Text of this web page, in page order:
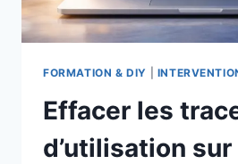
FORMATION & DIY
Effacer les
d’utilisation sur